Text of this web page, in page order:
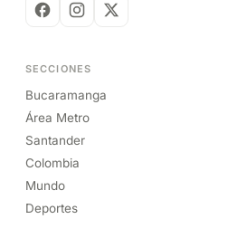
SECCIONES
Bucaramanga
Área Metro
Santander
Colombia
Mundo
Deportes